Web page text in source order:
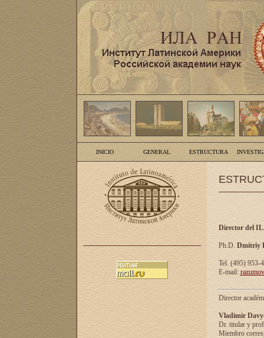
INICIO GENERAL ESTRUCTURA
Director del
Ph.D. Dmitriy
Tel. (495) 953-
E-mail:
Director
Vladimir
Dr. titular y
Miembro